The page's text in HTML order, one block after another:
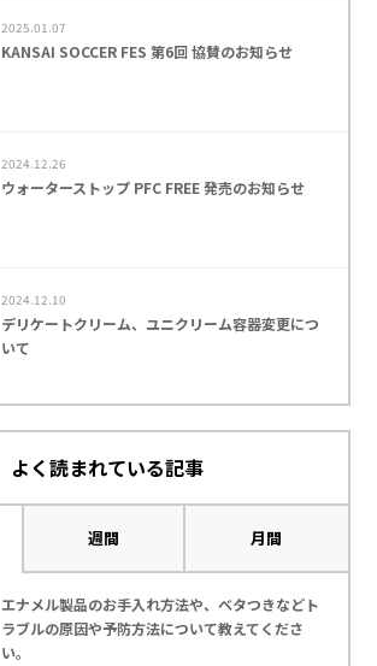
2025.01.07
KANSAI SOCCER FES 第6回 協賛のお知らせ
2024.12.26
ウォーターストップ PFC FREE 発売のお知らせ
2024.12.10
デリケートクリーム、ユニクリーム容器変更につ
いて
よく読まれている記事
週間 月間
エナメル製品のお手入れ方法や、ベタつきなどト
ラブルの原因や予防方法について教えてくださ
い。